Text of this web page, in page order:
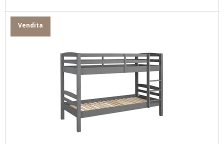
Vendita